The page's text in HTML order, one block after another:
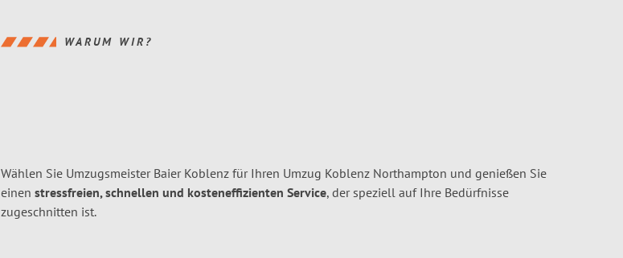
WARUM WIR?
Wählen Sie Umzugsmeister Baier Koblenz für Ihren Umzug Koblenz Northampton und genießen Sie
einen stressfreien, schnellen und kosteneffizienten Service, der speziell auf Ihre Bedürfnisse
zugeschnitten ist.